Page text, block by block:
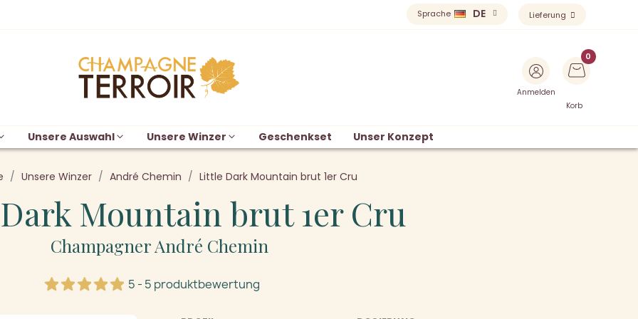
Sprache DE Lieferung
Anmelden
Korb
Unsere Auswahl Unsere Winzer Geschenkset Unser Konzept
Unsere Winzer André Chemin Little Dark Mountain brut 1er Cru
Mountain brut 1er Cru
Champagner André Chemin
5 - 5 produktbewertung